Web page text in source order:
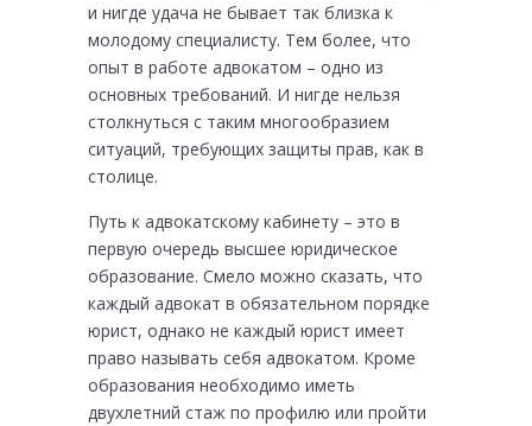
и нигде удача не бывает так близка к
молодому специалисту. Тем более, что
опыт в работе адвокатом – одно из
основных требований. И нигде нельзя
столкнуться с таким многообразием
ситуаций, требующих защиты прав, как в
столице.
Путь к адвокатскому кабинету – это в
первую очередь высшее юридическое
образование. Смело можно сказать, что
каждый адвокат в обязательном порядке
юрист, однако не каждый юрист имеет
право называть себя адвокатом. Кроме
образования необходимо иметь
двухлетний стаж по профилю или пройти